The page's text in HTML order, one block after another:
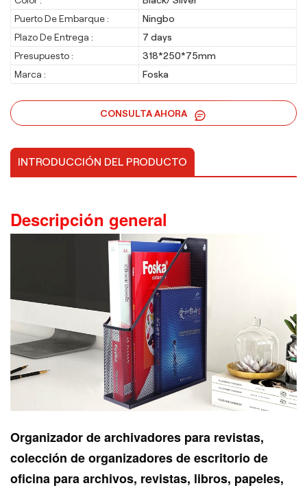
Puerto De Embarque :
Ningbo
Plazo De Entrega :
7 days
Presupuesto :
318*250*75mm
Marca :
Foska
CONSULTA AHORA
INTRODUCCIÓN DEL PRODUCTO
Descripción general
Organizador de archivadores para revistas,
colección de organizadores de escritorio de
oficina para archivos, revistas, libros, papeles,